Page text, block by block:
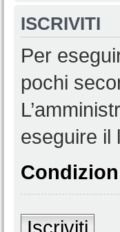
ISCRIVITI
Per
pochi
eseguire il
Iscriviti